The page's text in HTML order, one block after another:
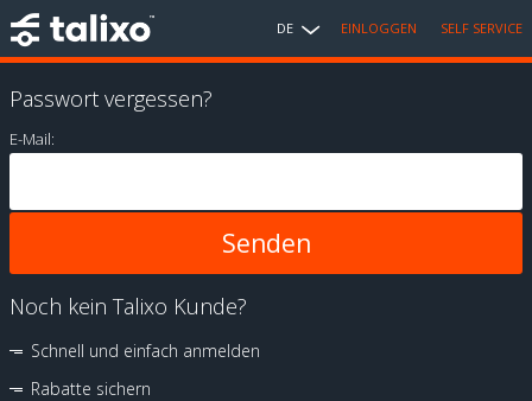
DE EINLOGGEN SELF SERVICE
Passwort vergessen?
E-Mail:
Noch kein Talixo Kunde?
Schnell und einfach anmelden
Rabatte sichern